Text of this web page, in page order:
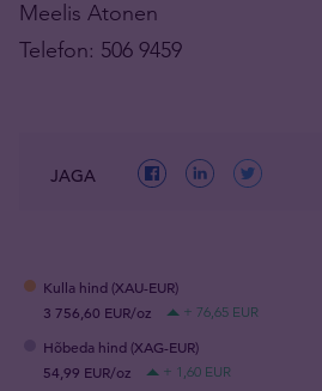
Meelis Atonen
Telefon: 506 9459
JAGA
Kulla hind (XAU-EUR)
3 756,60 EUR/oz
+ 76,65 EUR
Hõbeda hind (XAG-EUR)
54,99 EUR/oz
+ 1,60 EUR